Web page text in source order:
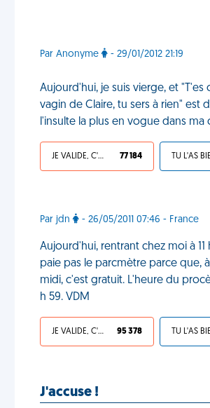
Par Anonyme - 29/01/2012 21:19
Aujourd'hui, je suis vierge, et "T'es
vagin de Claire, tu sers à rien" est
l'insulte la plus en vogue dans ma
JE VALIDE, C'EST UNE VDM 77 184
Par jdn - 26/05/2011 07:46 - France
Aujourd'hui, rentrant chez moi à 11
paie pas le parcmètre parce que,
midi, c'est gratuit. L'heure du procès
h 59. VDM
JE VALIDE, C'EST UNE VDM 95 378
J'accuse !